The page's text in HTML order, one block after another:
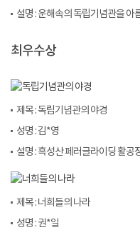
설명 : 운해속의 독립기념관을 아
최우수상
제목 : 독립기념관의 야경
성명 : 김*영
설명 : 흑성산 페러글라이딩 활
제목 : 너희들의 나라
성명 : 권*일